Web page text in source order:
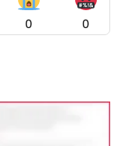
0 0